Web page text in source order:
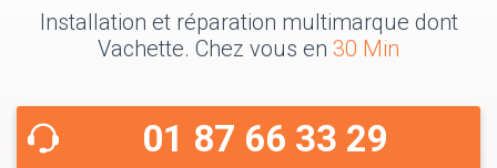
Installation et réparation multimarque dont
Vachette. Chez vous en 30 Min
01 87 66 33 29